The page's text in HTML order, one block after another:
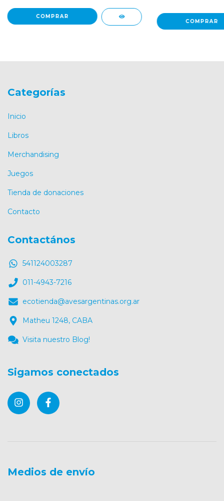
Categorías
Inicio
Libros
Merchandising
Juegos
Tienda de donaciones
Contacto
Contactános
541124003287
011-4943-7216
ecotienda@avesargentinas.org.ar
Matheu 1248, CABA
Visita nuestro Blog!
Sigamos conectados
Medios de envío